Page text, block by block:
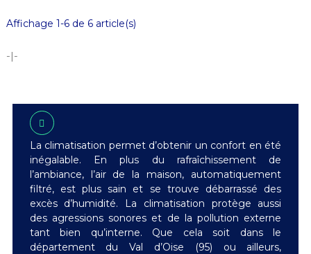
Affichage 1-6 de 6 article(s)
-|-
La climatisation permet d’obtenir un confort en été
inégalable. En plus du rafraîchissement de
l’ambiance, l’air de la maison, automatiquement
filtré, est plus sain et se trouve débarrassé des
excès d’humidité. La climatisation protège aussi
des agressions sonores et de la pollution externe
tant bien qu’interne. Que cela soit dans le
département du Val d’Oise (95) ou ailleurs,